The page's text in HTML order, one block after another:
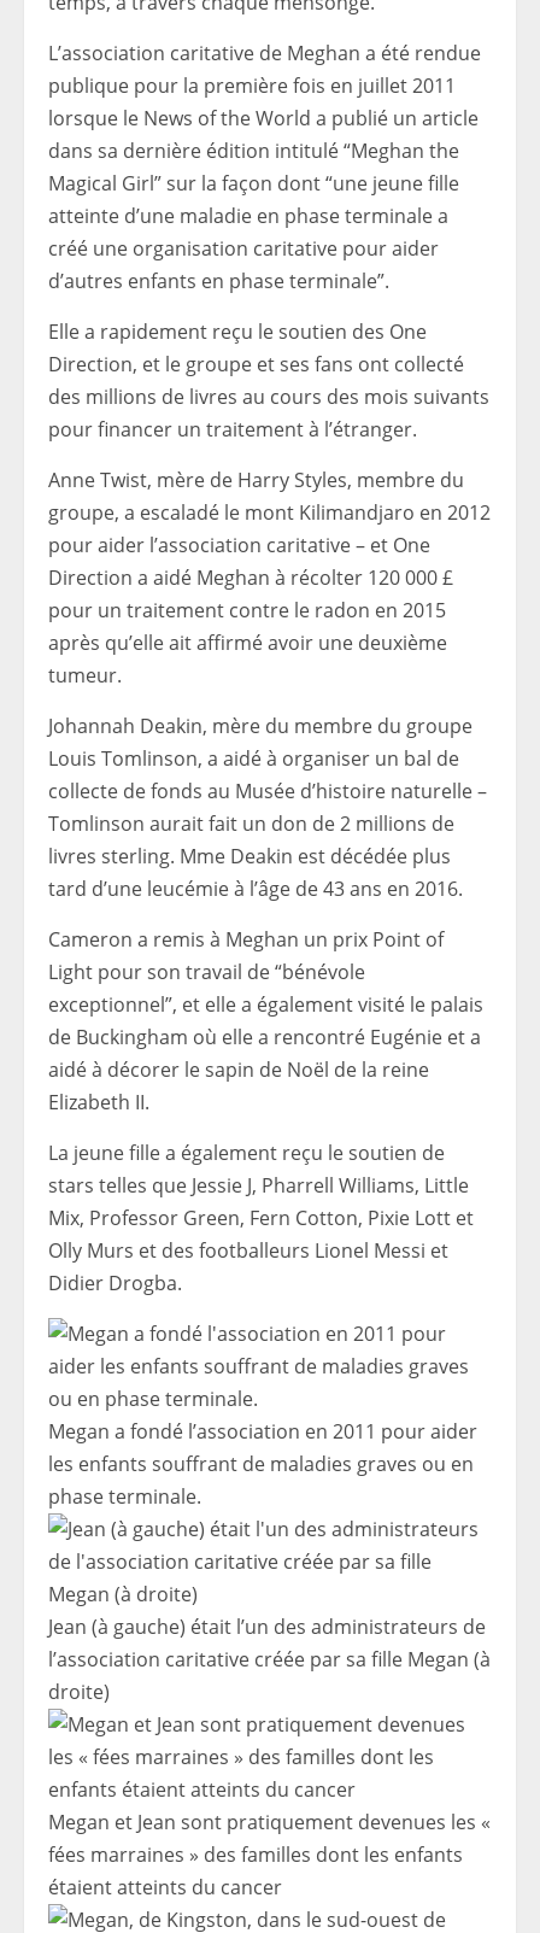
L’association caritative de Meghan a été rendue
publique pour la première fois en juillet 2011
lorsque le News of the World a publié un article
dans sa dernière édition intitulé “Meghan the
Magical Girl” sur la façon dont “une jeune fille
atteinte d’une maladie en phase terminale a
créé une organisation caritative pour aider
d’autres enfants en phase terminale”.
Elle a rapidement reçu le soutien des One
Direction, et le groupe et ses fans ont collecté
des millions de livres au cours des mois suivants
pour financer un traitement à l’étranger.
Anne Twist, mère de Harry Styles, membre du
groupe, a escaladé le mont Kilimandjaro en 2012
pour aider l’association caritative – et One
Direction a aidé Meghan à récolter 120 000 £
pour un traitement contre le radon en 2015
après qu’elle ait affirmé avoir une deuxième
tumeur.
Johannah Deakin, mère du membre du groupe
Louis Tomlinson, a aidé à organiser un bal de
collecte de fonds au Musée d’histoire naturelle –
Tomlinson aurait fait un don de 2 millions de
livres sterling. Mme Deakin est décédée plus
tard d’une leucémie à l’âge de 43 ans en 2016.
Cameron a remis à Meghan un prix Point of
Light pour son travail de “bénévole
exceptionnel”, et elle a également visité le palais
de Buckingham où elle a rencontré Eugénie et a
aidé à décorer le sapin de Noël de la reine
Elizabeth II.
La jeune fille a également reçu le soutien de
stars telles que Jessie J, Pharrell Williams, Little
Mix, Professor Green, Fern Cotton, Pixie Lott et
Olly Murs et des footballeurs Lionel Messi et
Didier Drogba.
Megan a fondé l’association en 2011 pour aider
les enfants souffrant de maladies graves ou en
phase terminale.
Jean (à gauche) était l’un des administrateurs de
l’association caritative créée par sa fille Megan (à
droite)
Megan et Jean sont pratiquement devenues les «
fées marraines » des familles dont les enfants
étaient atteints du cancer